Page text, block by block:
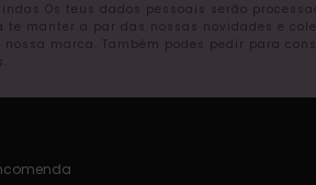
Os teus dados pessoais serão
manter a par das nossas novidades e
marca. Também podes pedir para